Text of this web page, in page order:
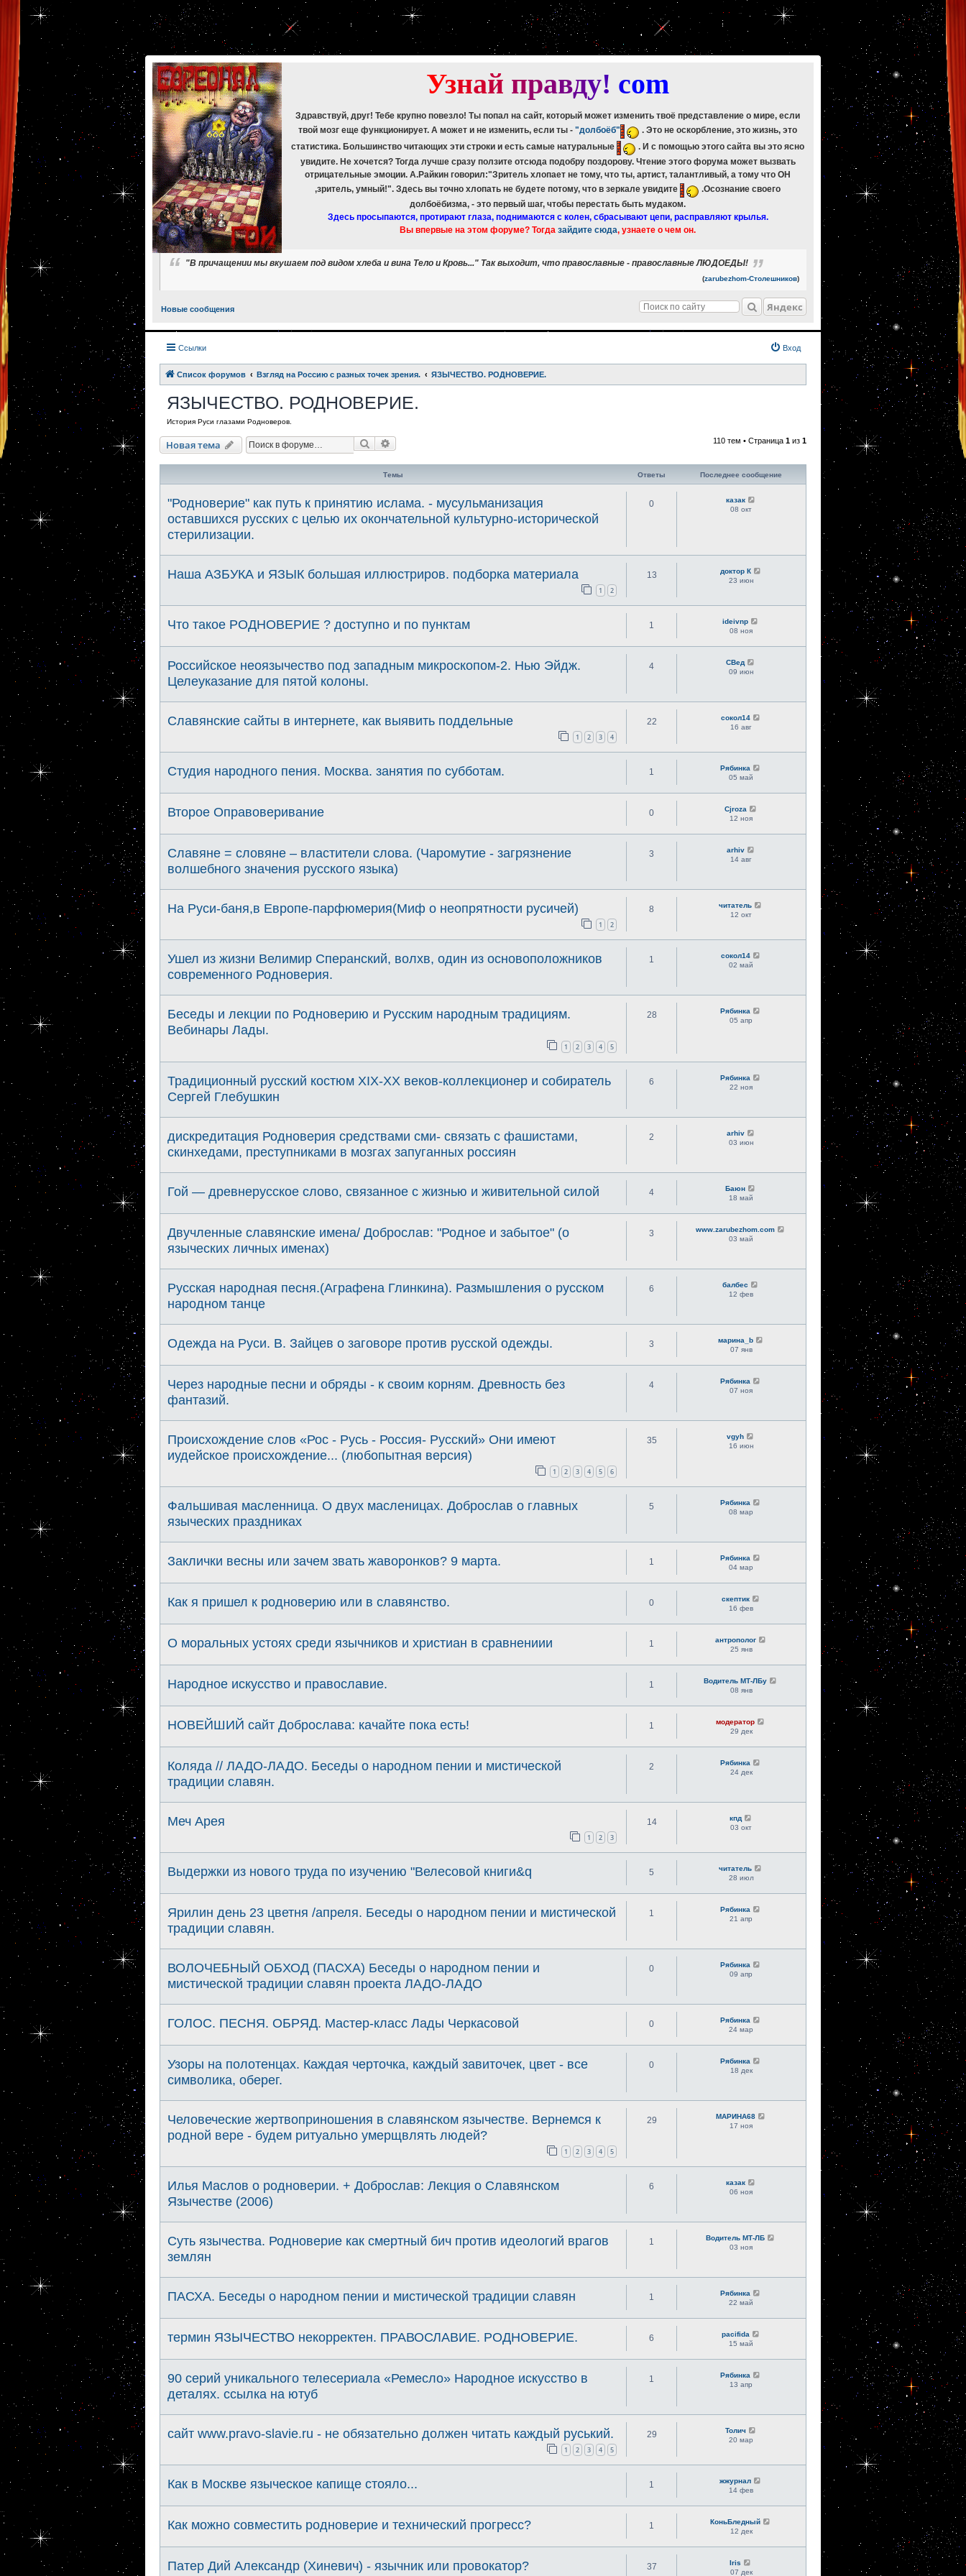
[phpBB Debug] PHP Warning : in file [ROOT]/phpbb/db/driver/mysqli.php
mysqli_fetch_assoc(): Couldn't fetch mysqli_result
[phpBB Debug] PHP Warning
[ROOT]/phpbb/db/driver/mysqli.php
mysqli_free_result(): Couldn't fetch mysqli_result
[phpBB Debug] PHP Warning
: in file [ROOT]/phpbb/db/driver/mysqli.php 265 :mysqli_fetch_assoc(): Couldn't fetch mysqli_result
[phpBB Debug] PHP Warning
: in file [ROOT]/phpbb/db/driver/mysqli.php on line 329 :mysqli_free_result(): Couldn't fetch mysqli_result
[phpBB Debug] PHP Warning
[ROOT]/phpbb/db/driver/mysqli.php on line 265 : mysqli_fetch_assoc(): Couldn't fetch mysqli_result
[phpBB Debug] PHP Warning
[ROOT]/phpbb/db/driver/mysqli.php on line mysqli_free_result(): Couldn't fetch mysqli_result
Узнай правду! com
Здравствуй, друг! Тебе крупно повезло! Ты попал на сайт, который может изменить твоё представление о мире, если
твой мозг еще функционирует. А может и не изменить, если ты - "долбоёб"
. Это не оскорбление, это жизнь, это
статистика. Большинство читающих эти строки и есть самые натуральные
. И с помощью этого сайта вы это ясно
увидите. Не хочется? Тогда лучше сразу ползите отсюда подобру поздорову. Чтение этого форума может вызвать
отрицательные эмоции. А.Райкин говорил:"Зритель хлопает не тому, что ты, артист, талантливый, а тому что ОН
,зритель, умный!". Здесь вы точно хлопать не будете потому, что в зеркале увидите
.Осознание своего
долбоёбизма, - это первый шаг, чтобы перестать быть мудаком.
Здесь просыпаются, протирают глаза, поднимаются с колен, сбрасывают цепи, расправляют крылья.
Вы впервые на этом форуме? Тогда зайдите сюда, узнаете о чем он.
"В причащении мы вкушаем под видом хлеба и вина Тело и Кровь..." Так выходит, что православные - православные ЛЮДОЕДЫ!
(zarubezhom-Столешников)
Новые сообщения Яндекс
Ссылки Вход
Список форумов Взгляд на Россию с разных точек зрения. ЯЗЫЧЕСТВО. РОДНОВЕРИЕ.
ЯЗЫЧЕСТВО. РОДНОВЕРИЕ.
История Руси глазами Родноверов.
Новая тема Поиск 110 тем • Страница 1 из 1
Темы Ответы Последнее сообщение
"Родноверие" как путь к принятию ислама. - мусульманизация
оставшихся русских с целью их окончательной культурно-исторической
стерилизации.
0
казак
08 окт
Наша АЗБУКА и ЯЗЫК большая иллюстриров. подборка материала
1 2
13
доктор К
23 июн
Что такое РОДНОВЕРИЕ ? доступно и по пунктам 1
ideivnp
08 ноя
Российское неоязычество под западным микроскопом-2. Нью Эйдж.
Целеуказание для пятой колоны.
4
СВед
09 июн
Славянские сайты в интернете, как выявить поддельные
1 2 3 4
22
сокол14
16 авг
Студия народного пения. Москва. занятия по субботам. 1
Рябинка
05 май
Второе Оправоверивание 0
Cjroza
12 ноя
Славяне = словяне – властители слова. (Чаромутие - загрязнение
волшебного значения русского языка)
3
arhiv
14 авг
На Руси-баня,в Европе-парфюмерия(Миф о неопрятности русичей)
1 2
8
читатель
12 окт
Ушел из жизни Велимир Сперанский, волхв, один из основоположников
современного Родноверия.
1
сокол14
02 май
Беседы и лекции по Родноверию и Русским народным традициям.
Вебинары Лады.
1 2 3 4 5
28
Рябинка
05 апр
Традиционный русский костюм XIX-XX веков-коллекционер и собиратель
Сергей Глебушкин
6
Рябинка
22 ноя
дискредитация Родноверия средствами сми- связать с фашистами,
скинхедами, преступниками в мозгах запуганных россиян
2
arhiv
03 июн
Гой — древнерусское слово, связанное с жизнью и живительной силой 4
Баюн
18 май
Двучленные славянские имена/ Доброслав: "Родное и забытое" (о
языческих личных именах)
3
www.zarubezhom.com
03 май
Русская народная песня.(Аграфена Глинкина). Размышления о русском
народном танце
6
балбес
12 фев
Одежда на Руси. В. Зайцев о заговоре против русской одежды. 3
марина_b
07 янв
Через народные песни и обряды - к своим корням. Древность без
фантазий.
4
Рябинка
07 ноя
Происхождение слов «Рос - Русь - Россия- Русский» Они имеют
иудейское происхождение... (любопытная версия)
1 2 3 4 5 6
35
vgyh
16 июн
Фальшивая масленница. О двух масленицах. Доброслав о главных
языческих праздниках
5
Рябинка
08 мар
Заклички весны или зачем звать жаворонков? 9 марта. 1
Рябинка
04 мар
Как я пришел к родноверию или в славянство. 0
скептик
16 фев
О моральных устоях среди язычников и христиан в сравнениии 1
антрополог
25 янв
Народное искусство и православие. 1
Водитель МТ-ЛБу
08 янв
НОВЕЙШИЙ сайт Доброслава: качайте пока есть! 1
модератор
29 дек
Коляда // ЛАДО-ЛАДО. Беседы о народном пении и миcтичеcкой
традиции славян.
2
Рябинка
24 дек
Меч Арея
1 2 3
14
кпд
03 окт
Выдержки из нового труда по изучению "Велесовой книги&q 5
читатель
28 июл
Ярилин день 23 цветня /апреля. Беседы о народном пении и миcтичеcкой
традиции славян.
1
Рябинка
21 апр
ВОЛОЧЕБНЫЙ ОБХОД (ПАСХА) Беседы о народном пении и
миcтичеcкой традиции славян проекта ЛАДО-ЛАДО
0
Рябинка
09 апр
ГОЛОС. ПЕСНЯ. ОБРЯД. Мастер-класс Лады Черкасовой 0
Рябинка
24 мар
Узоры на полотенцах. Каждая черточка, каждый завиточек, цвет - все
символика, оберег.
0
Рябинка
18 дек
Человеческие жертвоприношения в славянском язычестве. Вернемся к
родной вере - будем ритуально умерщвлять людей?
1 2 3 4 5
29
МАРИНА68
17 ноя
Илья Маслов о родноверии. + Доброслав: Лекция о Славянском
Язычестве (2006)
6
казак
06 ноя
Суть язычества. Родноверие как смертный бич против идеологий врагов
землян
1
Водитель МТ-ЛБ
03 ноя
ПАСХА. Беседы о народном пении и миcтичеcкой традиции славян 1
Рябинка
22 май
термин ЯЗЫЧЕСТВО некорректен. ПРАВОСЛАВИЕ. РОДНОВЕРИЕ. 6
pacifida
15 май
90 серий уникального телесериала «Ремесло» Народное искусство в
деталях. ссылка на ютуб
1
Рябинка
13 апр
сайт www.pravo-slavie.ru - не обязательно должен читать каждый руський.
1 2 3 4 5
29
Толич
20 мар
Как в Москве языческое капище стояло... 1
жжурнал
14 фев
Как можно совместить родноверие и технический прогресс? 1
КоньБледный
12 дек
Патер Дий Александр (Хиневич) - язычник или провокатор? 37
Iris
07 дек